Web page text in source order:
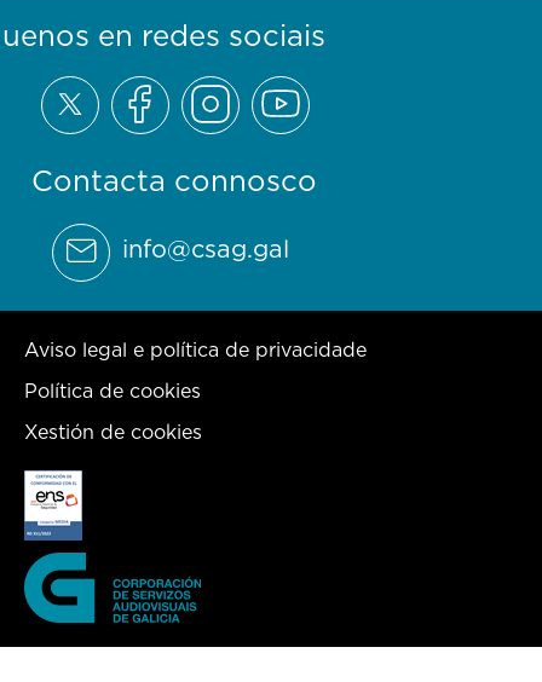
Contacta connosco
info@csag.gal
en redes sociais
Aviso legal e política de privacidade
Política de cookies
Xestión de cookies